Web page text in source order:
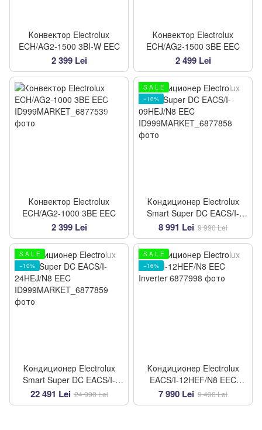
Конвектор Electrolux
ECH/AG2-1500 3BI-W EEC
2 399 Lei
Конвектор Electrolux
ECH/AG2-1500 3BE EEC
2 499 Lei
Конвектор Electrolux
ECH/AG2-1000 3BE EEC
2 399 Lei
S A L E
−10%
Кондиционер Electrolux
Smart Super DC EACS/I-
09HEJ/N8 EEC
8 991 Lei 9 990 Lei
S A L E
−10%
Кондиционер Electrolux
Smart Super DC EACS/I-
24HEJ/N8 EEC
22 491 Lei 24 990 Lei
S A L E
−16%
Кондиционер Electrolux
EACS/I-12HEF/N8 EEC
Inverter
7 990 Lei 9 490 Lei